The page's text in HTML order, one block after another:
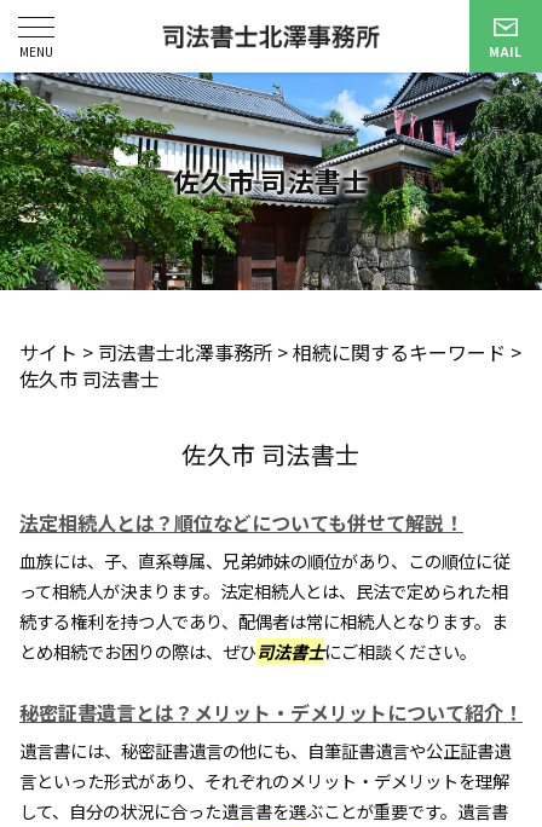
佐久市 司法書士
サイト > 司法書士北澤事務所 >相続に関するキーワード >
佐久市 司法書士
佐久市 司法書士
法定相続人とは？順位などについても併せて解説！
血族には、子、直系尊属、兄弟姉妹の順位があり、この順位に従
って相続人が決まります。法定相続人とは、民法で定められた相
続する権利を持つ人であり、配偶者は常に相続人となります。ま
とめ相続でお困りの際は、ぜひ司法書士にご相談ください。
秘密証書遺言とは？メリット・デメリットについて紹介！
遺言書には、秘密証書遺言の他にも、自筆証書遺言や公正証書遺
言といった形式があり、それぞれのメリット・デメリットを理解
して、自分の状況に合った遺言書を選ぶことが重要です。遺言書